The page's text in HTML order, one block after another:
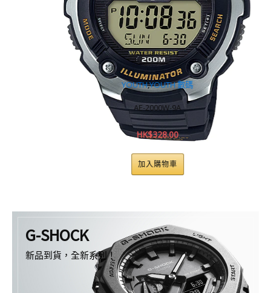
YOUTH,YOUTH 數碼
AE-2000W-9A
HK$328.00
加入購物車
G-SHOCK
新品到貨，全新系列！